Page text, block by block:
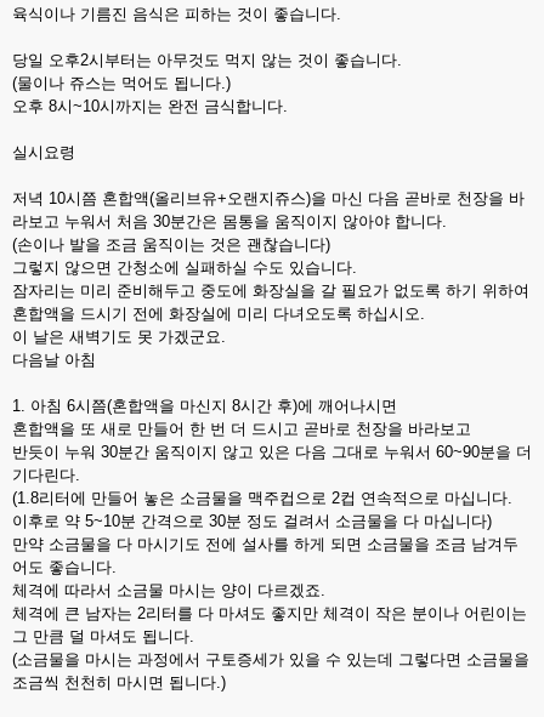
육식이나 기름진 음식은 피하는 것이 좋습니다.
당일 오후2시부터는 아무것도 먹지 않는 것이 좋습니다.
(물이나 쥬스는 먹어도 됩니다.)
오후 8시~10시까지는 완전 금식합니다.
실시요령
저녁 10시쯤 혼합액(올리브유+오랜지쥬스)을 마신 다음 곧바로 천장을 바
라보고 누워서 처음 30분간은 몸통을 움직이지 않아야 합니다.
(손이나 발을 조금 움직이는 것은 괜찮습니다)
그렇지 않으면 간청소에 실패하실 수도 있습니다.
잠자리는 미리 준비해두고 중도에 화장실을 갈 필요가 없도록 하기 위하여
혼합액을 드시기 전에 화장실에 미리 다녀오도록 하십시오.
이 날은 새벽기도 못 가겠군요.
다음날 아침
1. 아침 6시쯤(혼합액을 마신지 8시간 후)에 깨어나시면
혼합액을 또 새로 만들어 한 번 더 드시고 곧바로 천장을 바라보고
반듯이 누워 30분간 움직이지 않고 있은 다음 그대로 누워서 60~90분을 더
기다린다.
(1.8리터에 만들어 놓은 소금물을 맥주컵으로 2컵 연속적으로 마십니다.
이후로 약 5~10분 간격으로 30분 정도 걸려서 소금물을 다 마십니다)
만약 소금물을 다 마시기도 전에 설사를 하게 되면 소금물을 조금 남겨두
어도 좋습니다.
체격에 따라서 소금물 마시는 양이 다르겠죠.
체격에 큰 남자는 2리터를 다 마셔도 좋지만 체격이 작은 분이나 어린이는
그 만큼 덜 마셔도 됩니다.
(소금물을 마시는 과정에서 구토증세가 있을 수 있는데 그렇다면 소금물을
조금씩 천천히 마시면 됩니다.)